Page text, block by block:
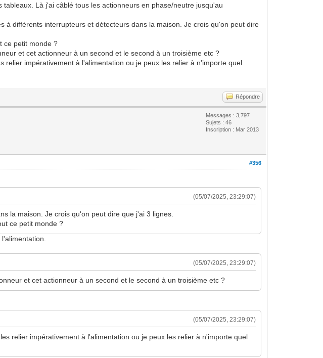
Là j'ai câblé tous les actionneurs en phase/neutre jusqu'au
différents interrupteurs et détecteurs dans la maison. Je crois qu'on peut dire
ce petit monde ?
et cet actionneur à un second et le second à un troisième etc ?
relier impérativement à l'alimentation ou je peux les relier à n'importe quel
Répondre
Messages : 3,797
Sujets : 46
Inscription : Mar 2013
#356
(05/07/2025, 23:29:07)
la maison. Je crois qu'on peut dire que j'ai 3 lignes.
ce petit monde ?
(05/07/2025, 23:29:07)
et cet actionneur à un second et le second à un troisième etc ?
(05/07/2025, 23:29:07)
relier impérativement à l'alimentation ou je peux les relier à n'importe quel